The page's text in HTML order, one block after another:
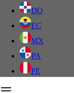
DO
EC
MX
PA
PE